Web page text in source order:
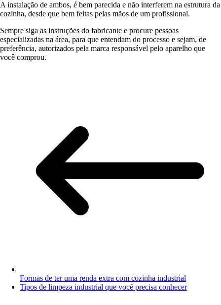
A instalação de ambos, é bem parecida e não interferem na estrutura da
cozinha, desde que bem feitas pelas mãos de um profissional.
Sempre siga as instruções do fabricante e procure pessoas
especializadas na área, para que entendam do processo e sejam, de
preferência, autorizados pela marca responsável pelo aparelho que
você comprou.
Formas de ter uma renda extra com cozinha industrial
Tipos de limpeza industrial que você precisa conhecer